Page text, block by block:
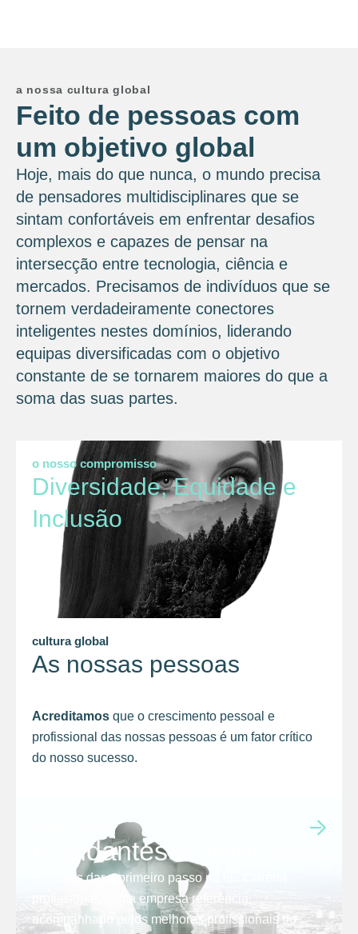
a nossa cultura global
Feito de pessoas com
um objetivo global
Hoje, mais do que nunca, o mundo precisa
de pensadores multidisciplinares que se
sintam confortáveis ​​em enfrentar desafios
complexos e capazes de pensar na
intersecção entre tecnologia, ciência e
mercados. Precisamos de indivíduos que se
tornem verdadeiramente conectores
inteligentes nestes domínios, liderando
equipas diversificadas com o objetivo
constante de se tornarem maiores do que a
soma das suas partes.
o nosso compromisso
Diversidade, Equidade e
Inclusão
cultura global
As nossas pessoas
Acreditamos que o crescimento pessoal e
profissional das nossas pessoas é um fator crítico
do nosso sucesso.
Estudantes e graduados
Procuras dar o primeiro passo na tua carreira
profissional, numa empresa referência,
acompanhado pelos melhores profissionais do